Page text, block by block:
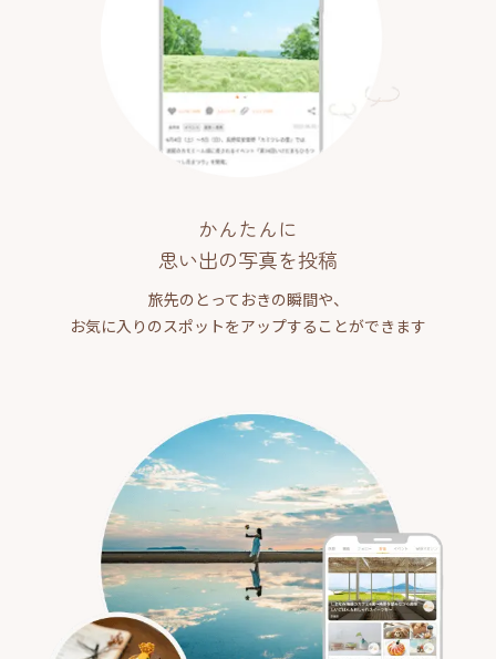
かんたんに
思い出の写真を投稿
旅先のとっておきの瞬間や、
お気に入りのスポットをアップすることができます